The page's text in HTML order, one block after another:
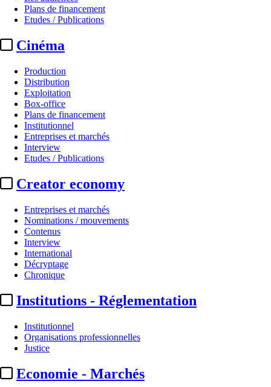
Plans de financement
Etudes / Publications
Cinéma
Production
Distribution
Exploitation
Box-office
Plans de financement
Institutionnel
Entreprises et marchés
Interview
Etudes / Publications
Creator economy
Entreprises et marchés
Nominations / mouvements
Contenus
Interview
International
Décryptage
Chronique
Institutions - Réglementation
Institutionnel
Organisations professionnelles
Justice
Economie - Marchés